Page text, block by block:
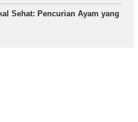
Sehat: Pencurian Ayam yang